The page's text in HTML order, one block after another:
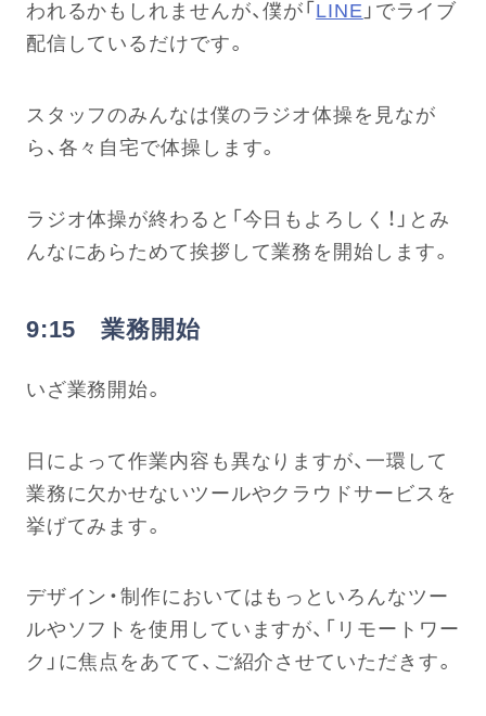
われるかもしれませんが、僕が「LINE 」でライブ
配信しているだけです。
スタッフのみんなは僕のラジオ体操を見なが
ら、各々自宅で体操します。
ラジオ体操が終わると「今日もよろしく！」とみ
んなにあらためて挨拶して業務を開始します。
9:15 業務開始
いざ業務開始。
日によって作業内容も異なりますが、一環して
業務に欠かせないツールやクラウドサービスを
挙げてみます。
デザイン・制作においてはもっといろんなツー
ルやソフトを使用していますが、「リモートワー
ク」に焦点をあてて、ご紹介させていただきす。